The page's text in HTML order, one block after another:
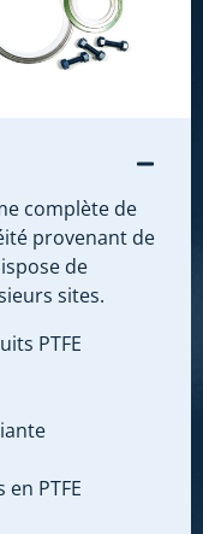
complète de
provenant de
de
sites.
PTFE
PTFE